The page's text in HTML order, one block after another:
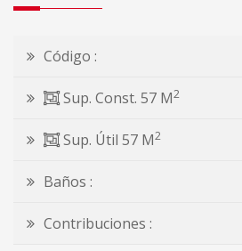
Código :
Sup. Const. 57 M2
Sup. Útil 57 M2
Baños :
Contribuciones :